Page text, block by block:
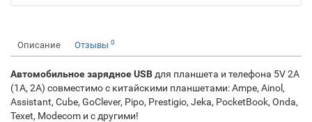
Описание Отзывы 0
Автомобильное зарядное USB для планшета и телефона 5V 2A
(1A, 2A) совместимо с китайскими планшетами: Ampe, Ainol,
Assistant, Cube, GoClever, Pipo, Prestigio, Jeka, PocketBook, Onda,
Texet, Modecom и с другими!